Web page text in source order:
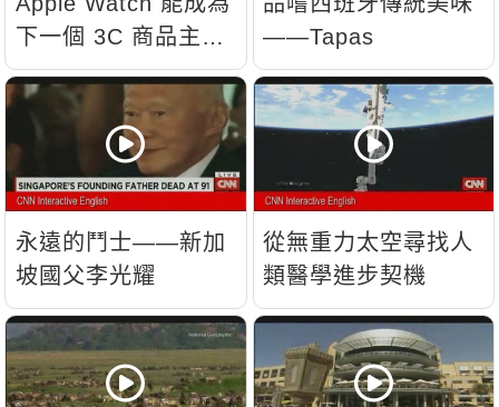
下一個 3C 商品主
流？
——Tapas
永遠的鬥士——新加
坡國父李光耀
從無重力太空尋找人
類醫學進步契機